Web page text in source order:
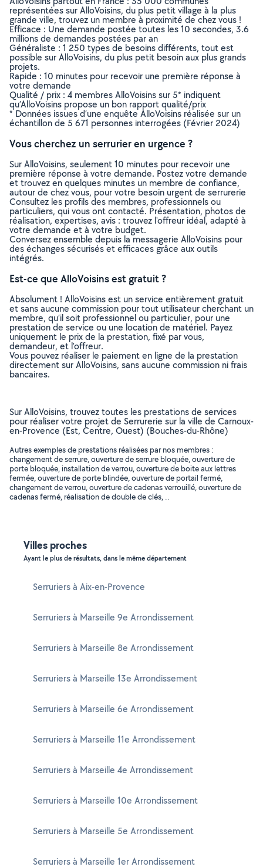
représentées sur AlloVoisins, du plus petit village à la plus
grande ville, trouvez un membre à proximité de chez vous !
Efficace : Une demande postée toutes les 10 secondes, 3.6
millions de demandes postées par an
Généraliste : 1 250 types de besoins différents, tout est
possible sur AlloVoisins, du plus petit besoin aux plus grands
projets.
Rapide : 10 minutes pour recevoir une première réponse à
votre demande
Qualité / prix : 4 membres AlloVoisins sur 5* indiquent
qu’AlloVoisins propose un bon rapport qualité/prix
* Données issues d’une enquête AlloVoisins réalisée sur un
échantillon de 5 671 personnes interrogées (Février 2024)
Vous cherchez un serrurier en urgence ?
Sur AlloVoisins, seulement 10 minutes pour recevoir une
première réponse à votre demande. Postez votre demande
et trouvez en quelques minutes un membre de confiance,
autour de chez vous, pour votre besoin urgent de serrurerie
Consultez les profils des membres, professionnels ou
particuliers, qui vous ont contacté. Présentation, photos de
réalisation, expertises, avis : trouvez l'offreur idéal, adapté à
votre demande et à votre budget.
Conversez ensemble depuis la messagerie AlloVoisins pour
des échanges sécurisés et efficaces grâce aux outils
intégrés.
Est-ce que AlloVoisins est gratuit ?
Absolument ! AlloVoisins est un service entièrement gratuit
et sans aucune commission pour tout utilisateur cherchant un
membre, qu’il soit professionnel ou particulier, pour une
prestation de service ou une location de matériel. Payez
uniquement le prix de la prestation, fixé par vous,
demandeur, et l’offreur.
Vous pouvez réaliser le paiement en ligne de la prestation
directement sur AlloVoisins, sans aucune commission ni frais
bancaires.
Sur AlloVoisins, trouvez toutes les prestations de services
pour réaliser votre projet de Serrurerie sur la ville de Carnoux-
en-Provence (Est, Centre, Ouest) (Bouches-du-Rhône)
Autres exemples de prestations réalisées par nos membres :
changement de serrure, ouverture de serrure bloquée, ouverture de
porte bloquée, installation de verrou, ouverture de boite aux lettres
fermée, ouverture de porte blindée, ouverture de portail fermé,
changement de verrou, ouverture de cadenas verrouillé, ouverture de
cadenas fermé, réalisation de double de clés, ..
Villes proches
Ayant le plus de résultats, dans le même département
Serruriers à Aix-en-Provence
Serruriers à Marseille 9e Arrondissement
Serruriers à Marseille 8e Arrondissement
Serruriers à Marseille 13e Arrondissement
Serruriers à Marseille 6e Arrondissement
Serruriers à Marseille 11e Arrondissement
Serruriers à Marseille 4e Arrondissement
Serruriers à Marseille 10e Arrondissement
Serruriers à Marseille 5e Arrondissement
Serruriers à Marseille 1er Arrondissement